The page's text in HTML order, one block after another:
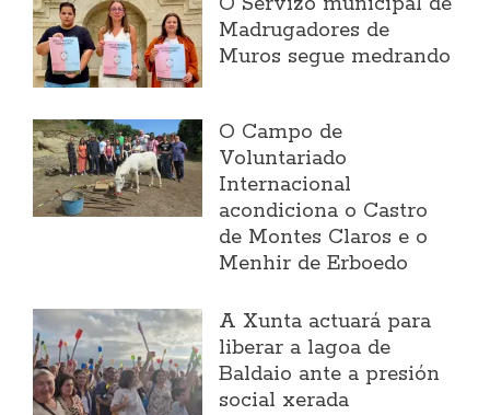
Madrugadores de
Muros segue medrando
O Campo de
Voluntariado
Internacional
acondiciona o Castro
de Montes Claros e o
Menhir de Erboedo
A Xunta actuará para
liberar a lagoa de
Baldaio ante a presión
social xerada